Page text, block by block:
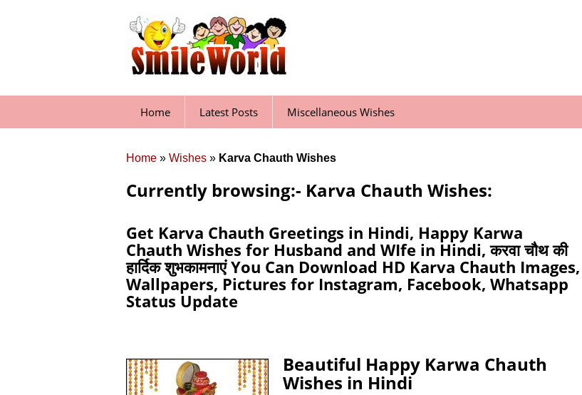
Home Latest Posts Miscellaneous Wishes
Home » Wishes » Karva Chauth Wishes
Currently browsing:- Karva Chauth Wishes:
Get Karva Chauth Greetings in Hindi, Happy Karwa
Chauth Wishes for Husband and WIfe in Hindi, करवा चौथ की
हार्दिक शुभकामनाएं You Can Download HD Karva Chauth Images,
Wallpapers, Pictures for Instagram, Facebook, Whatsapp
Status Update
Beautiful Happy Karwa Chauth
Wishes in Hindi